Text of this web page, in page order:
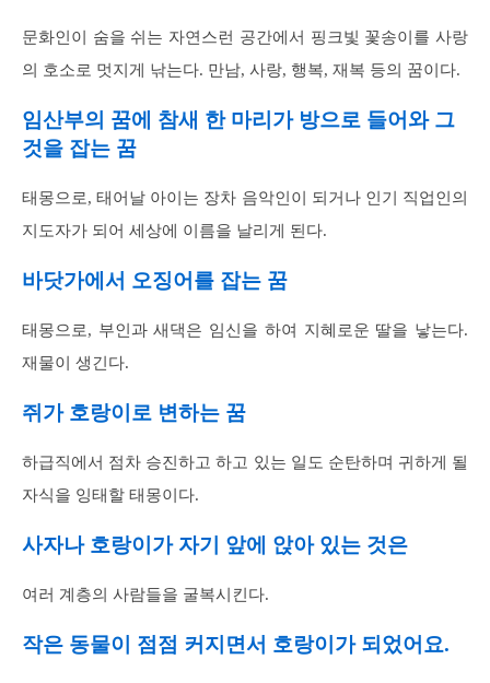
문화인이 숨을 쉬는 자연스런 공간에서 핑크빛 꽃송이를 사랑
의 호소로 멋지게 낚는다. 만남, 사랑, 행복, 재복 등의 꿈이다.
임산부의 꿈에 참새 한 마리가 방으로 들어와 그
것을 잡는 꿈
태몽으로, 태어날 아이는 장차 음악인이 되거나 인기 직업인의
지도자가 되어 세상에 이름을 날리게 된다.
바닷가에서 오징어를 잡는 꿈
태몽으로, 부인과 새댁은 임신을 하여 지혜로운 딸을 낳는다.
재물이 생긴다.
쥐가 호랑이로 변하는 꿈
하급직에서 점차 승진하고 하고 있는 일도 순탄하며 귀하게 될
자식을 잉태할 태몽이다.
사자나 호랑이가 자기 앞에 앉아 있는 것은
여러 계층의 사람들을 굴복시킨다.
작은 동물이 점점 커지면서 호랑이가 되었어요.